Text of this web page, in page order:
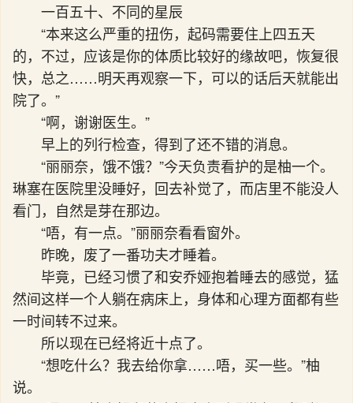
一百五十、不同的星辰
“本来这么严重的扭伤，起码需要住上四五天
的，不过，应该是你的体质比较好的缘故吧，恢复很
快，总之……明天再观察一下，可以的话后天就能出
院了。”
“啊，谢谢医生。”
早上的列行检查，得到了还不错的消息。
“丽丽奈，饿不饿？”今天负责看护的是柚一个。
琳塞在医院里没睡好，回去补觉了，而店里不能没人
看门，自然是芽在那边。
“唔，有一点。”丽丽奈看看窗外。
昨晚，废了一番功夫才睡着。
毕竟，已经习惯了和安乔娅抱着睡去的感觉，猛
然间这样一个人躺在病床上，身体和心理方面都有些
一时间转不过来。
所以现在已经将近十点了。
“想吃什么？我去给你拿……唔，买一些。”柚
说。